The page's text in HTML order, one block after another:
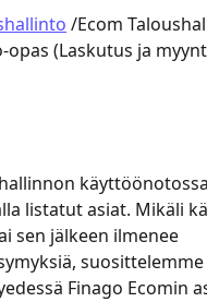
/Ecom
(Laskutus ja
listatut asiat. Mikäli
sen jälkeen ilmenee
Finago Ecomin